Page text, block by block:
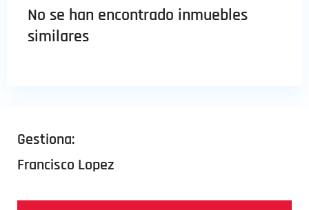
No se han encontrado inmuebles
similares
Gestiona:
Francisco Lopez